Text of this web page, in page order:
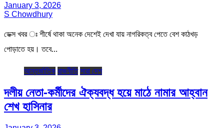
January 3, 2026
S Chowdhury
ডেক্স খবর ঃ শীর্ষে থাকা অনেক দেশেই দেখা যায় নাগরিকত্ব পেতে বেশ কাঠখড়
পোড়াতে হয়। তবে…
আন্তর্জাতিক রাজনীতি সারা দেশ
দলীয় নেতা-কর্মীদের ঐক্যবদ্ধ হয়ে মাঠে নামার আহ্বান
শেখ হাসিনার